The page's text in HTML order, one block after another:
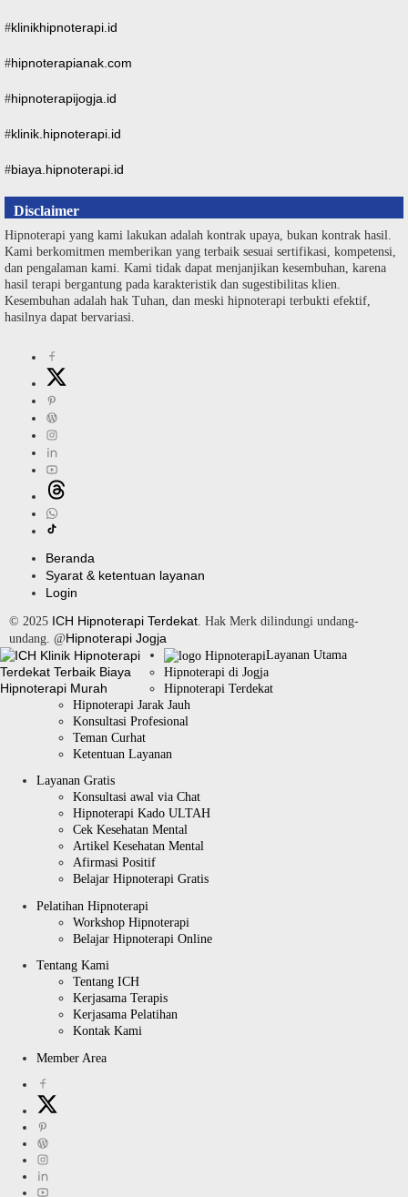
#klinikhipnoterapi.id
#hipnoterapianak.com
#hipnoterapijogja.id
#klinik.hipnoterapi.id
#biaya.hipnoterapi.id
Disclaimer
Hipnoterapi yang kami lakukan adalah kontrak upaya, bukan kontrak hasil.
Kami berkomitmen memberikan yang terbaik sesuai sertifikasi, kompetensi,
dan pengalaman kami. Kami tidak dapat menjanjikan kesembuhan, karena
hasil terapi bergantung pada karakteristik dan sugestibilitas klien.
Kesembuhan adalah hak Tuhan, dan meski hipnoterapi terbukti efektif,
hasilnya dapat bervariasi.
Beranda
Syarat & ketentuan layanan
Login
© 2025 ICH Hipnoterapi Terdekat . Hak Merk dilindungi undang-
undang. @Hipnoterapi Jogja
Layanan Utama
Hipnoterapi di Jogja
Hipnoterapi Terdekat
Hipnoterapi Jarak Jauh
Konsultasi Profesional
Teman Curhat
Ketentuan Layanan
Layanan Gratis
Konsultasi awal via Chat
Hipnoterapi Kado ULTAH
Cek Kesehatan Mental
Artikel Kesehatan Mental
Afirmasi Positif
Belajar Hipnoterapi Gratis
Pelatihan Hipnoterapi
Workshop Hipnoterapi
Belajar Hipnoterapi Online
Tentang Kami
Tentang ICH
Kerjasama Terapis
Kerjasama Pelatihan
Kontak Kami
Member Area